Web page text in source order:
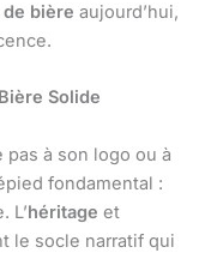
bière aujourd’hui,
Solide
pas à son logo ou à
fondamental :
L’héritage et
le socle narratif qui